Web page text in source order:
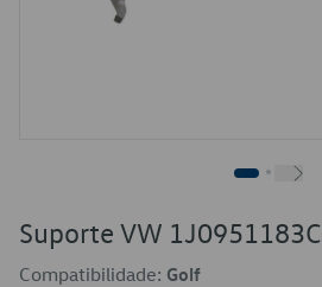
Suporte VW 1J0951183C
Compatibilidade: Golf